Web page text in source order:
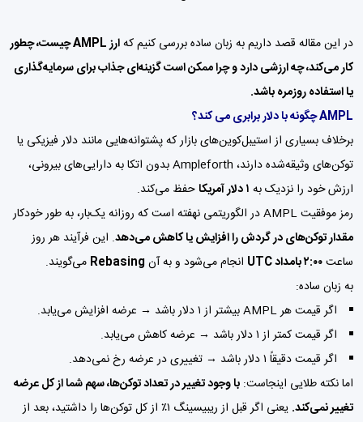
در این مقاله قصد داریم به زبان ساده بررسی کنیم که
ارز AMPL چیست، چطور
کار می‌کند، چه ارزشی دارد و چرا ممکن است گزینه‌ای جذاب برای سرمایه‌گذاری
یا استفاده روزمره باشد.
AMPL چگونه با دلار برابری می کند؟
برخلاف بسیاری از استیبل‌کوین‌های بازار که پشتوانه‌هایی مانند دلار فیزیکی یا
توکن‌های وثیقه‌شده دارند، Ampleforth بدون اتکا به دارایی‌های بیرونی،
ارزش خود را نزدیک به ۱ دلار آمریکا
حفظ می‌کند.
رمز موفقیت AMPL در الگوریتمی نهفته است که روزانه یک‌بار، به طور خودکار
مقدار توکن‌های در گردش را افزایش یا کاهش می‌دهد. این فرآیند هر روز
ساعت۲:۰۰ بامداد UTC انجام می‌شود و به آنRebasing می‌گویند.
به زبان ساده:
اگر قیمت هر AMPL بیشتر از ۱ دلار باشد → عرضه افزایش می‌یابد.
اگر قیمت کمتر از ۱ دلار باشد → عرضه کاهش می‌یابد.
اگر قیمت دقیقاً ۱ دلار باشد → تغییری در عرضه رخ نمی‌دهد.
اما نکته طلایی اینجاست: با وجود تغییر در تعداد توکن‌ها، سهم شما از کل عرضه
تغییر نمی‌کند.
یعنی اگر قبل از ریبیسینگ ۱٪ از کل توکن‌ها را داشتید، بعد از